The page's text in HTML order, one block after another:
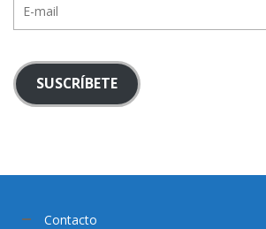
mail
SUSCRÍBETE
Contacto